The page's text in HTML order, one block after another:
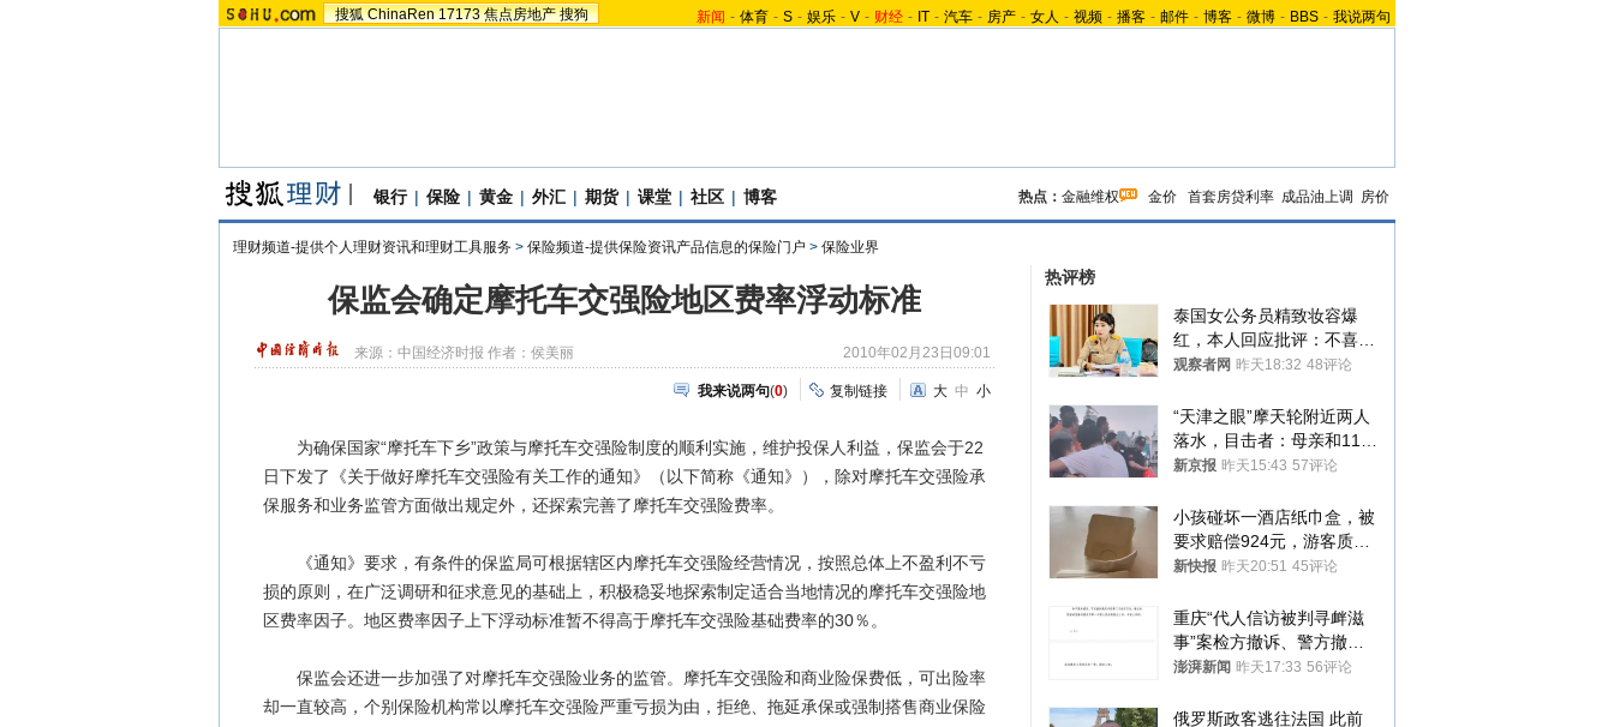
搜狐 ChinaRen 17173 焦点房地产 搜狗 新闻 - 体育 - S - 娱乐 - V - 财经 - IT - 汽车 - 房产 - 女人 - 视频 - 播客 - 邮件 - 博客 - 微博 - BBS - 我说两句
银行 | 保险 | 黄金 | 外汇 | 期货 | 课堂 | 社区 | 博客 热点： 金融维权 金价 首套房贷利率 成品油上调 房价
理财频道-提供个人理财资讯和理财工具服务 > 保险频道-提供保险资讯产品信息的保险门户 > 保险业界
保监会确定摩托车交强险地区费率浮动标准
来源： 中国经济时报 作者：侯美丽 2010年02月23日09:01
我来说两句(0) 复制链接 大 中 小
为确保国家“摩托车下乡”政策与摩托车交强险制度的顺利实施，维护投保人利益，保监会于22
日下发了《关于做好摩托车交强险有关工作的通知》（以下简称《通知》），除对摩托车交强险承
保服务和业务监管方面做出规定外，还探索完善了摩托车交强险费率。
《通知》要求，有条件的保监局可根据辖区内摩托车交强险经营情况，按照总体上不盈利不亏
损的原则，在广泛调研和征求意见的基础上，积极稳妥地探索制定适合当地情况的摩托车交强险地
区费率因子。地区费率因子上下浮动标准暂不得高于摩托车交强险基础费率的30％。
保监会还进一步加强了对摩托车交强险业务的监管。摩托车交强险和商业险保费低，可出险率
却一直较高，个别保险机构常以摩托车交强险严重亏损为由，拒绝、拖延承保或强制搭售商业保险
热评榜
泰国女公务员精致妆容爆
红，本人回应批评：不喜欢
就别看
观察者网 昨天18:32 48评论
“天津之眼”摩天轮附近两人
落水，目击者：母亲和11岁
儿子先后被打捞上岸
新京报 昨天15:43 57评论
小孩碰坏一酒店纸巾盒，被
要求赔偿924元，游客质疑
酒店房客物品超高标价，市
新快报 昨天20:51 45评论
重庆“代人信访被判寻衅滋
事”案检方撤诉、警方撤
案，两被告人获国赔
澎湃新闻 昨天17:33 56评论
俄罗斯政客逃往法国 此前